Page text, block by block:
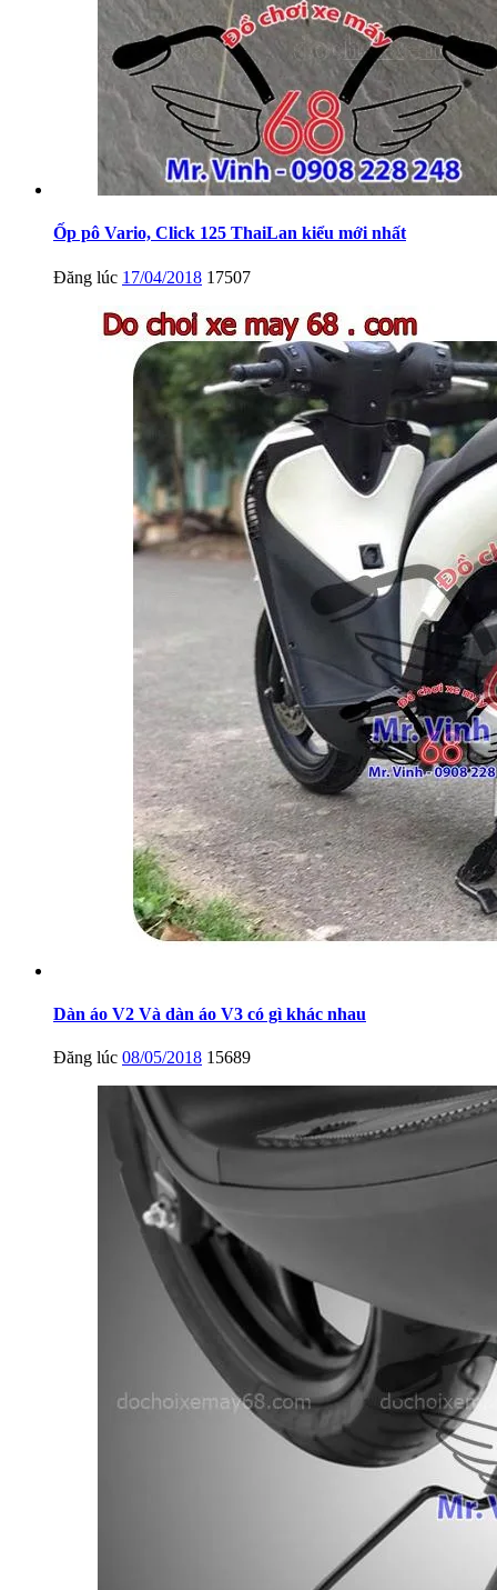
Ốp pô Vario, Click 125 ThaiLan kiểu mới nhất
Đăng lúc 17/04/2018 17507
Dàn áo V2 Và dàn áo V3 có gì khác nhau
Đăng lúc 08/05/2018 15689